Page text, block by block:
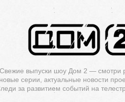
Свежие выпуски шоу Дом 2 — смотри
серии, актуальные новости
за развитием событий на